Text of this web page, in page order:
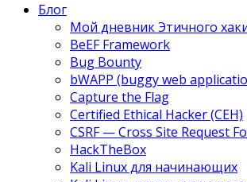
Блог
Мой дневник Этичного
BeEF Framework
Bug Bounty
bWAPP (buggy web
Capture the Flag
Certified Ethical Hacker (CEH)
CSRF — Cross Site Request
HackTheBox
Kali Linux для начинающих